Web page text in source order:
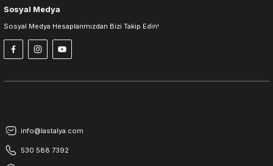
Sosyal Medya
Sosyal Medya Hesaplarımızdan Bizi Takip Edin!
info@lastalya.com
530 588 7392